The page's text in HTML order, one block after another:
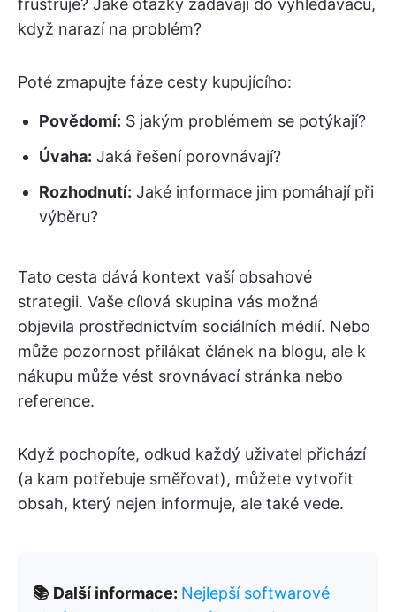
frustruje? Jaké otázky zadávají do vyhledávačů,
když narazí na problém?
Poté zmapujte fáze cesty kupujícího:
Povědomí: S jakým problémem se potýkají?
Úvaha: Jaká řešení porovnávají?
Rozhodnutí: Jaké informace jim pomáhají při
výběru?
Tato cesta dává kontext vaší obsahové
strategii. Vaše cílová skupina vás možná
objevila prostřednictvím sociálních médií. Nebo
může pozornost přilákat článek na blogu, ale k
nákupu může vést srovnávací stránka nebo
reference.
Když pochopíte, odkud každý uživatel přichází
(a kam potřebuje směřovat), můžete vytvořit
obsah, který nejen informuje, ale také vede.
📚 Další informace: Nejlepší softwarové